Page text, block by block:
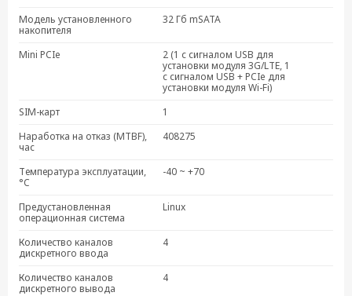
Модель установленного
накопителя
32 Гб mSATA
Mini PCIe
2 (1 с сигналом USB для
установки модуля 3G/LTE, 1
с сигналом USB + PCIe для
установки модуля Wi-Fi)
SIM-карт
1
Наработка на отказ (MTBF),
час
408275
Температура эксплуатации,
°C
-40 ~ +70
Предустановленная
операционная система
Linux
Количество каналов
дискретного ввода
4
Количество каналов
дискретного вывода
4